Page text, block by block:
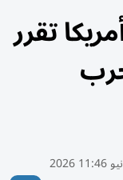
أمريكا تقرر